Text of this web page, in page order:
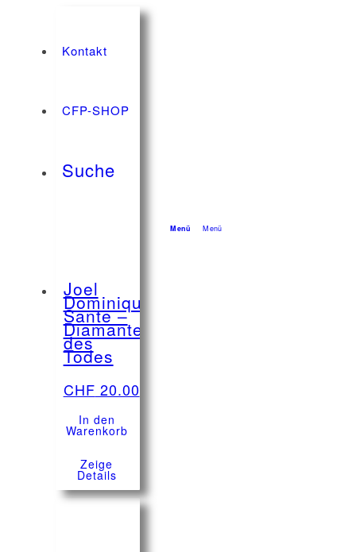
Kontakt
CFP-SHOP
Suche
Menü Menü
Joel
Dominique
Sante –
Diamanten
des
Todes
CHF 20.00
In den
Warenkorb
Zeige
Details